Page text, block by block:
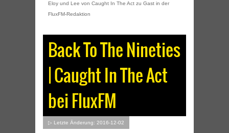
Eloy und Lee von Caught In The Act zu Gast in der
FluxFM-Redaktion
Back To The Nineties
| Caught In The Act
bei FluxFM
▷ Letzte Änderung: 2016-12-02